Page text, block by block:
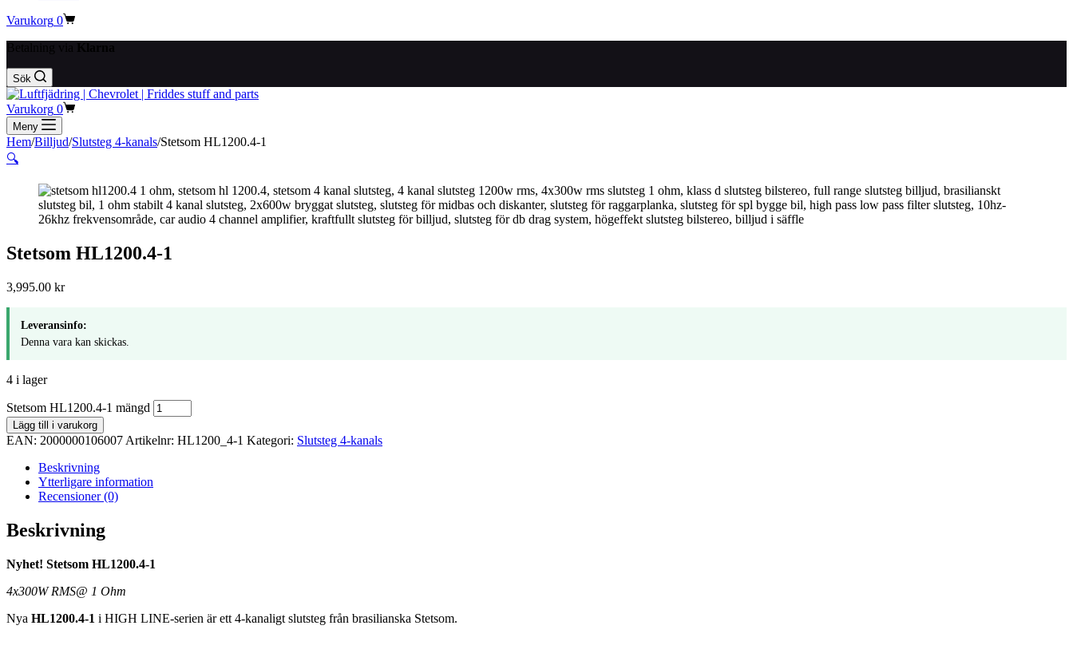
Varukorg 0
Sök
Varukorg 0
Meny
Hem/Billjud/Slutsteg 4-kanals/Stetsom HL1200.4-1
🔍
Stetsom HL1200.4-1
3,995.00 kr
Leveransinfo:
Denna vara kan skickas.
4 i lager
Stetsom HL1200.4-1 mängd
Lägg till i varukorg
EAN: 2000000106007 Artikelnr: HL1200_4-1 Kategori: Slutsteg 4-kanals
Beskrivning
Ytterligare information
Recensioner (0)
Beskrivning
Nyhet! Stetsom HL1200.4-1
4x300W RMS@ 1 Ohm
Nya HL1200.4-1 i HIGH LINE-serien är ett 4-kanaligt slutsteg från brasilianska Stetsom.